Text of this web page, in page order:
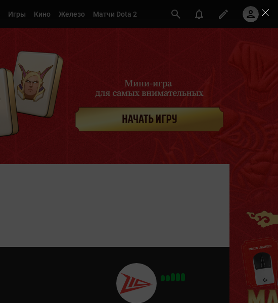
Игры Кино Железо Матчи Dota 2